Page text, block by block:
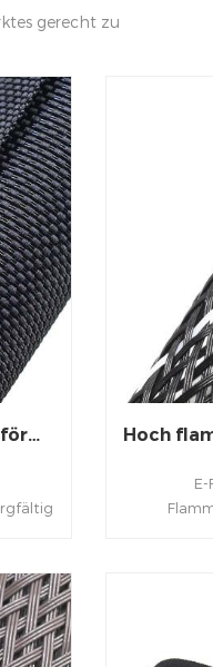
und unsere Mission
Mannschaft Unsere
gerecht zu
Gewebte, geteilte, röhrenförmige Kabelbaumumwicklung
zu
usw.
E-
Formen,